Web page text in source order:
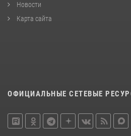
Новости
Карта сайта
ОФИЦИАЛЬНЫЕ СЕТЕВЫЕ